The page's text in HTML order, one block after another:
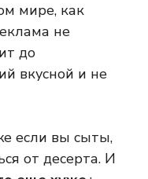
мире, как
не
до
вкусной и не
если вы сыты,
от десерта. И